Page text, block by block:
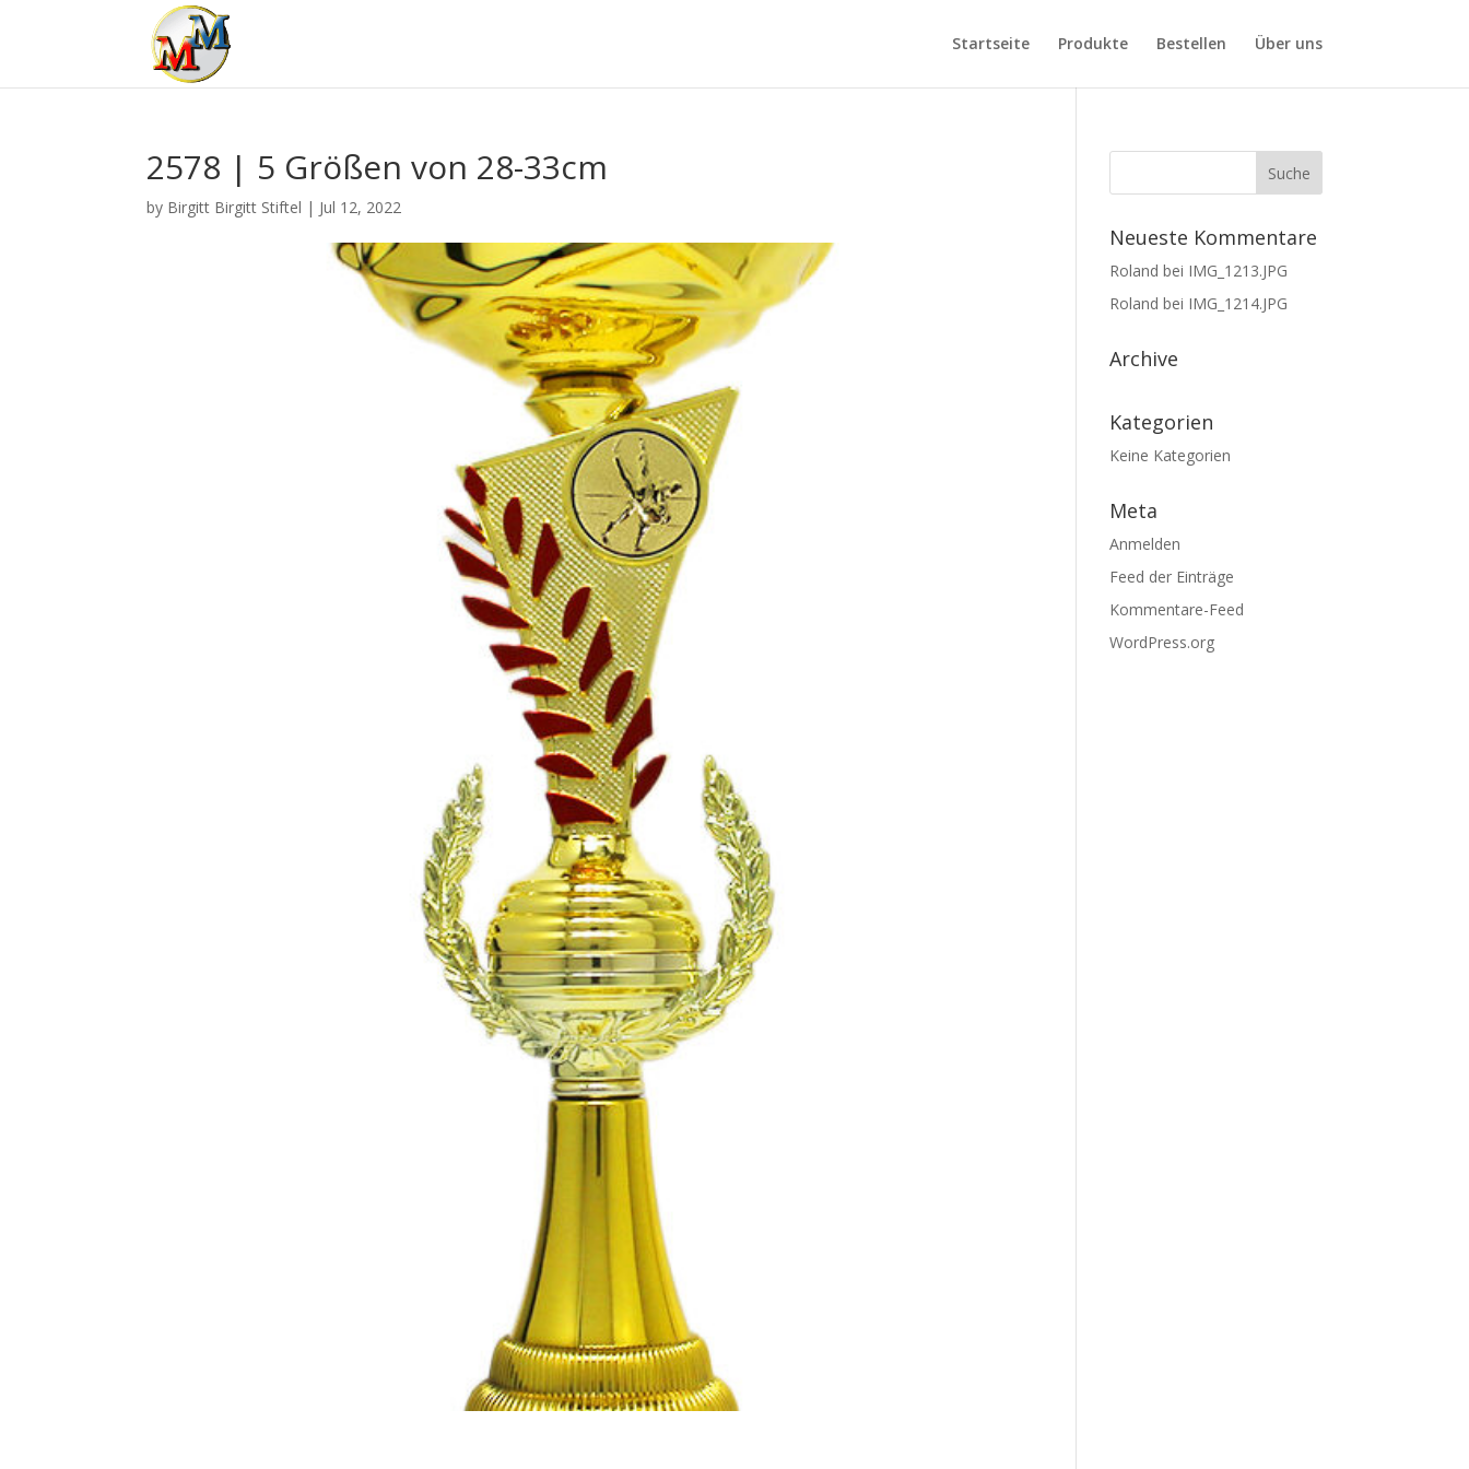
Startseite Produkte Bestellen Über uns
2578 | 5 Größen von 28-33cm
by Birgitt Birgitt Stiftel | Jul 12, 2022
Neueste Kommentare
Roland bei IMG_1213.JPG
Roland bei IMG_1214.JPG
Archive
Kategorien
Keine Kategorien
Meta
Anmelden
Feed der Einträge
Kommentare-Feed
WordPress.org